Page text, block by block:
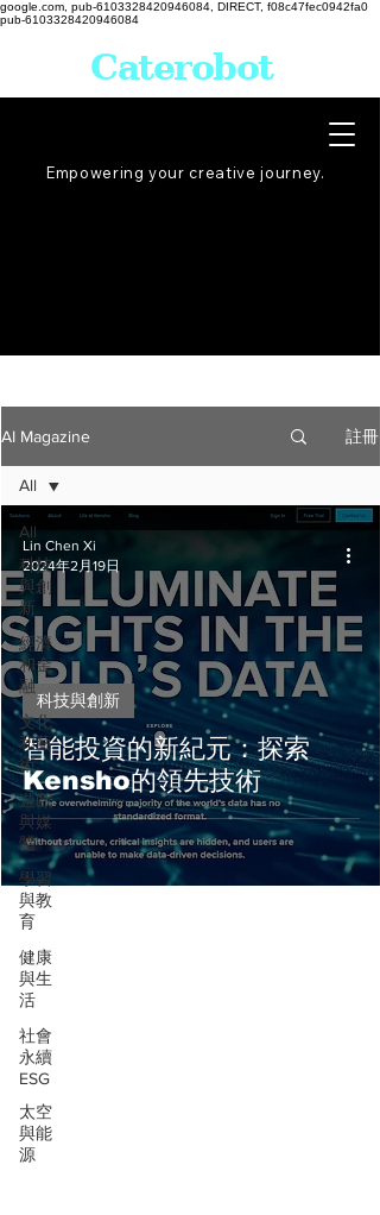
google.com, pub-6103328420946084, DIRECT, f08c47fec0942fa0
pub-6103328420946084
Empowering your creative journey.
Caterobot
AI Magazine 註冊
All
科技
與創
新
經濟
和金
融
文化
和藝
術
遊戲
與媒
體
學習
與教
育
健康
與生
活
社會
永續
ESG
太空
與能
源
All
智能投資的新紀元：探索
Kensho的領先技術
科技與創新
Lin Chen Xi
2024年2月19日